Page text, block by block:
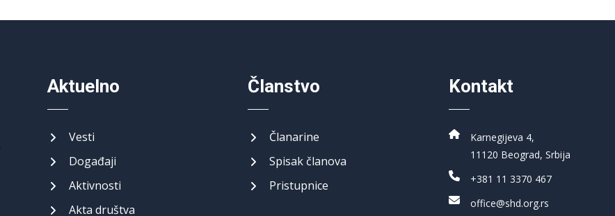
Aktuelno
Vesti
Događaji
Aktivnosti
Akta društva
Članstvo
Članarine
Spisak članova
Pristupnice
Kontakt
Karnegijeva 4,
11120 Beograd, Srbija
+381 11 3370 467
office@shd.org.rs